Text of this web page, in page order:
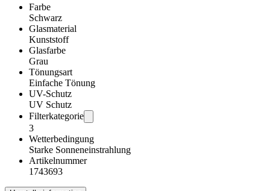
Farbe
Schwarz
Glasmaterial
Kunststoff
Glasfarbe
Grau
Tönungsart
Einfache Tönung
UV-Schutz
UV Schutz
Filterkategorie
3
Wetterbedingung
Starke Sonneneinstrahlung
Artikelnummer
1743693